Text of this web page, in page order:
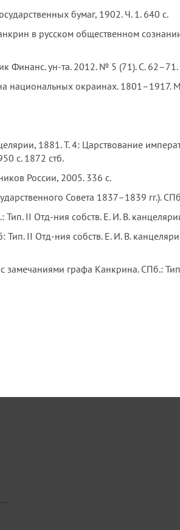
бумаг, 1902. Ч. 1. 640 с.
в русском общественном
Финанс. ун-та. 2012. № 5 (71). С. 62–71.
национальных окраинах. 1801–1917.
1881. Т. 4: Царствование
с. 1872 стб.
России, 2005. 336 с.
Совета 1837–1839 гг.).
II Отд-ния собств. Е. И. В.
II Отд-ния собств. Е. И. В.
графа Канкрина. СПб.: